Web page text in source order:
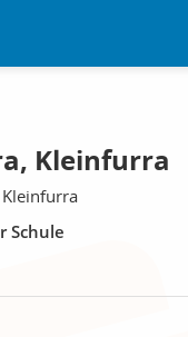
Kleinfurra
Schule